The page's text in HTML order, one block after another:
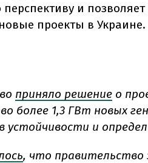
и
проекты в Украине.
приняло решение о
более 1,3 ГВт новых
устойчивости и
, что правительство